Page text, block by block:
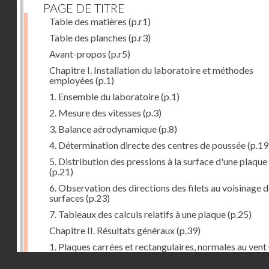
PAGE DE TITRE
Table des matières (p.r1)
Table des planches (p.r3)
Avant-propos (p.r5)
Chapitre I. Installation du laboratoire et méthodes
employées (p.1)
1. Ensemble du laboratoire(p.1)
2. Mesure des vitesses (p.3)
3. Balance aérodynamique(p.8)
4. Détermination directe des centres de poussée
5. Distribution des pressions à la surface d'une plaque
(p.21)
6. Observation des directions des filets au voisinage
surfaces (p.23)
7. Tableaux des calculs relatifs à une plaque(p.25)
Chapitre II. Résultats généraux(p.39)
1. Plaques carrées et rectangulaires, normales au vent